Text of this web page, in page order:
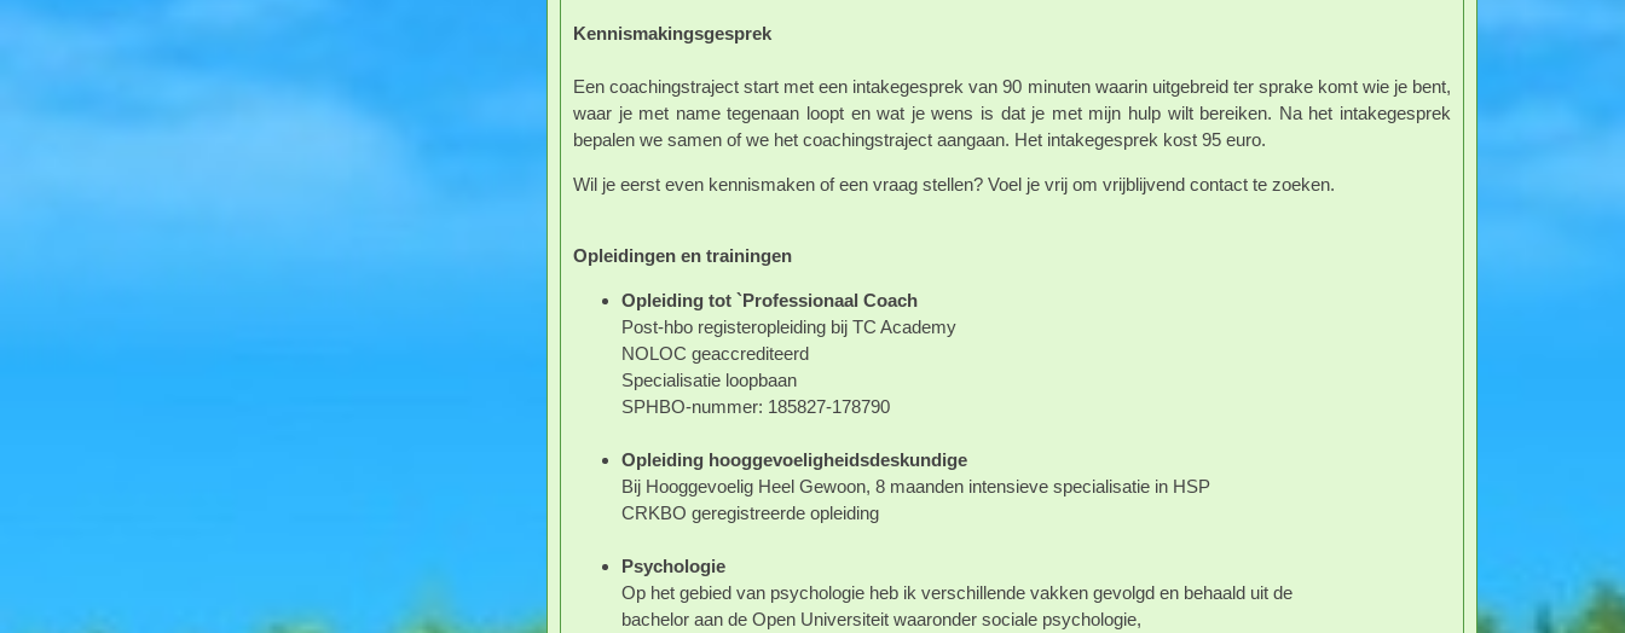
Kennismakingsgesprek
Een coachingstraject start met een intakegesprek van 90 minuten waarin uitgebreid ter sprake komt wie je bent,
waar je met name tegenaan loopt en wat je wens is dat je met mijn hulp wilt bereiken. Na het intakegesprek
bepalen we samen of we het coachingstraject aangaan. Het intakegesprek kost 95 euro.
Wil je eerst even kennismaken of een vraag stellen? Voel je vrij om vrijblijvend contact te zoeken.
Opleidingen en trainingen
Opleiding tot `Professionaal Coach
Post-hbo registeropleiding bij TC Academy
NOLOC geaccrediteerd
Specialisatie loopbaan
SPHBO-nummer: 185827-178790
Opleiding hooggevoeligheidsdeskundige
Bij Hooggevoelig Heel Gewoon, 8 maanden intensieve specialisatie in HSP
CRKBO geregistreerde opleiding
Psychologie
Op het gebied van psychologie heb ik verschillende vakken gevolgd en behaald uit de
bachelor aan de Open Universiteit waaronder sociale psychologie,